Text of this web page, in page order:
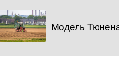
Модель Тюнена